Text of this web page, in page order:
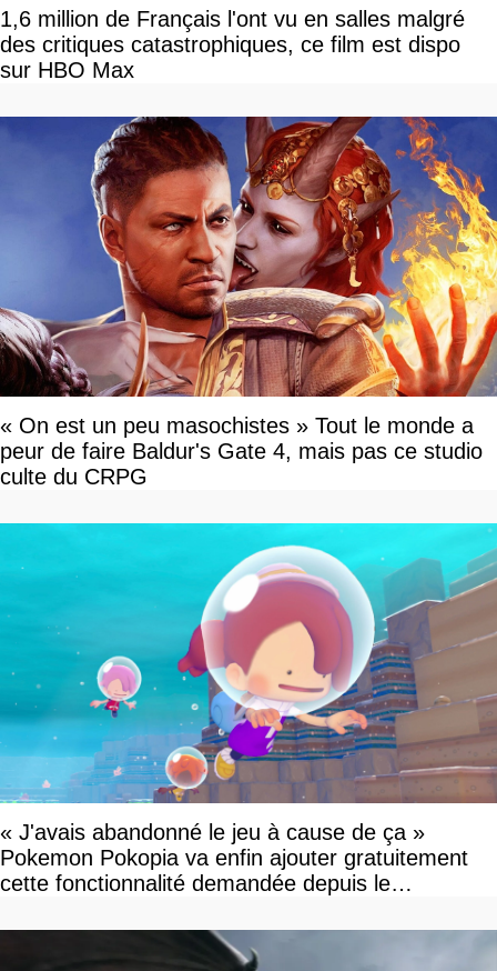
1,6 million de Français l'ont vu en salles malgré
des critiques catastrophiques, ce film est dispo
sur HBO Max
« On est un peu masochistes » Tout le monde a
peur de faire Baldur's Gate 4, mais pas ce studio
culte du CRPG
« J'avais abandonné le jeu à cause de ça »
Pokemon Pokopia va enfin ajouter gratuitement
cette fonctionnalité demandée depuis le